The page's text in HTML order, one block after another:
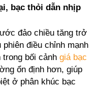
bạc thỏi dẫn nhịp
đảo chiều tăng trở
điều chỉnh mạnh
bối cảnh giá bạc
ổn định hơn, giúp
ở phân khúc bạc